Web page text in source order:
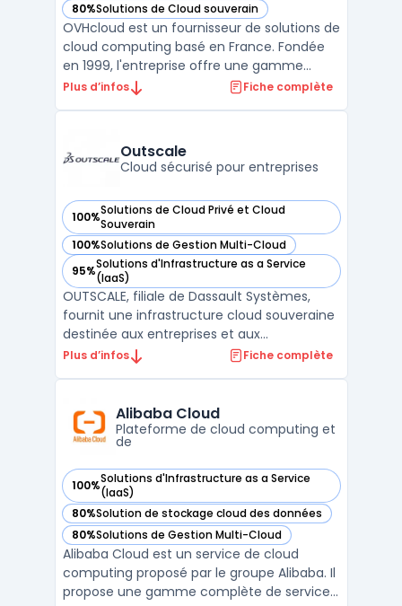
80%Solutions de Cloud souverain
— voir OVHcloud dans cette catégorie
OVHcloud est un fournisseur de solutions de
cloud computing basé en France. Fondée
en 1999, l'entreprise offre une gamme
complète de services cloud, y compris des
gestion de projets. La plateforme cloud
d'OVHcloud est co ...
Plus d’infos Fiche complète
Outscale
Cloud sécurisé pour entreprises
100%Solutions de Cloud Privé et Cloud
Souverain
— voir Outscale dans cette catégorie
100%Solutions de Gestion Multi-Cloud
— voir Outscale dans cette catégorie
95%Solutions d'Infrastructure as a Service
(IaaS)
— voir Outscale dans cette catégorie
OUTSCALE, filiale de Dassault Systèmes,
fournit une infrastructure cloud souveraine
destinée aux entreprises et aux
organisations publiques. Sa plateforme
données en conformité avec le RGPD.
L’ensemble des services propos ...
Plus d’infos Fiche complète
Alibaba Cloud
Plateforme de cloud computing et
de
100%Solutions d'Infrastructure as a Service
(IaaS)
— voir Alibaba Cloud dans cette catégorie
80%Solution de stockage cloud des données
— voir Alibaba Cloud dans cette catégorie
80%Solutions de Gestion Multi-Cloud
— voir Alibaba Cloud dans cette catégorie
Alibaba Cloud est un service de cloud
computing proposé par le groupe Alibaba. Il
propose une gamme complète de services